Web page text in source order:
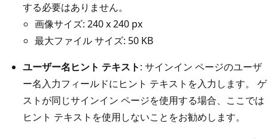
する必要はありません。
画像サイズ: 240 x 240 px
最大ファイル サイズ: 50 KB
ユーザー名ヒント テキスト: サインイン ページのユーザ
ー名入力フィールドにヒント テキストを入力します。 ゲ
ストが同じサインイン ページを使用する場合、ここでは
ヒント テキストを使用しないことをお勧めします。